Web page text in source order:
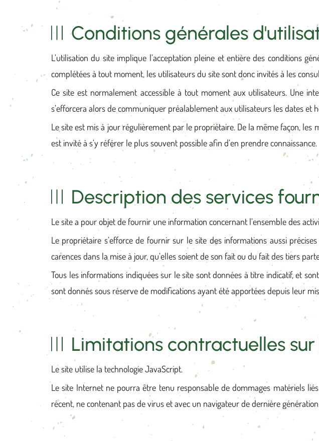
Conditions générales
L’utilisation du site implique l’acceptation pleine et entière des conditions
complétées à tout moment, les utilisateurs du site sont donc invités à les
Ce site est normalement accessible à tout moment aux utilisateurs. Une
s’efforcera alors de communiquer préalablement aux utilisateurs les dates et
Le site est mis à jour régulièrement par le propriétaire. De la même façon,
est invité à s’y référer le plus souvent possible afin d’en prendre connaissance.
Description des services
Le site a pour objet de fournir une information concernant l’ensemble des
Le propriétaire s’efforce de fournir sur le site des informations aussi
carences dans la mise à jour, qu’elles soient de son fait ou du fait des tiers
Tous les informations indiquées sur le site sont données à titre indicatif, et
sont donnés sous réserve de modifications ayant été apportées depuis leur
Limitations contractuelles
Le site utilise la technologie JavaScript.
Le site Internet ne pourra être tenu responsable de dommages matériels
récent, ne contenant pas de virus et avec un navigateur de dernière